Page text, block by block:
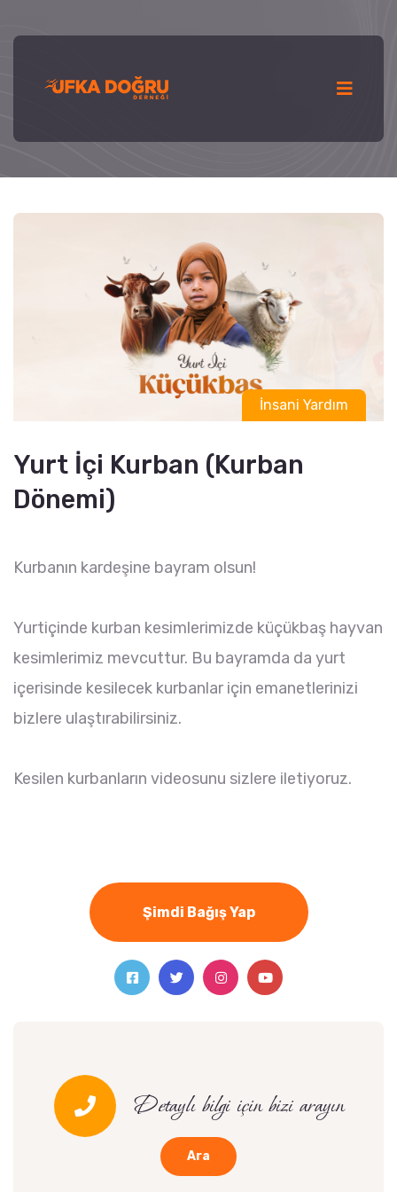
İnsani Yardım
Yurt İçi Kurban (Kurban
Dönemi)
Kurbanın kardeşine bayram olsun!
Yurtiçinde kurban kesimlerimizde küçükbaş hayvan
kesimlerimiz mevcuttur. Bu bayramda da yurt
içerisinde kesilecek kurbanlar için emanetlerinizi
bizlere ulaştırabilirsiniz.
Kesilen kurbanların videosunu sizlere iletiyoruz.
Şimdi Bağış Yap
Detaylı bilgi için bizi arayın
Ara